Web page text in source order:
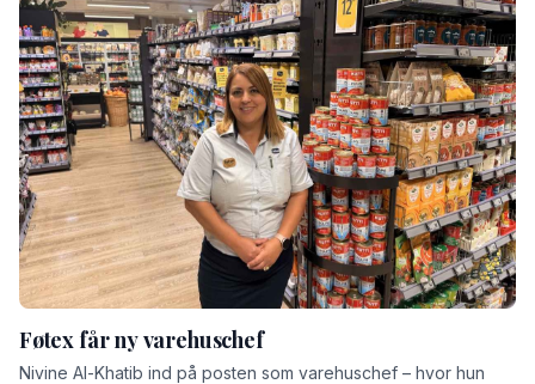
Føtex får ny varehuschef
Nivine Al-Khatib ind på posten som varehuschef – hvor hun